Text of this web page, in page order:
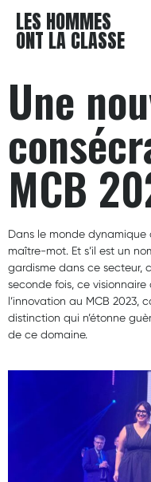
LES HOMMES
ONT LA CLASSE
Une
MCB
Dans le monde dynamique
maître-mot. Et s’il est un
gardisme dans ce secteur,
seconde fois, ce
l’innovation au MCB 2023,
distinction qui n’étonne
de ce domaine.